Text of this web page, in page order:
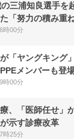
の三浦知良選手
「努力の積み重ね
時00分
「ヤングキング
メンバーも登
時00分
、「医師任せ
示す診療改革
時25分